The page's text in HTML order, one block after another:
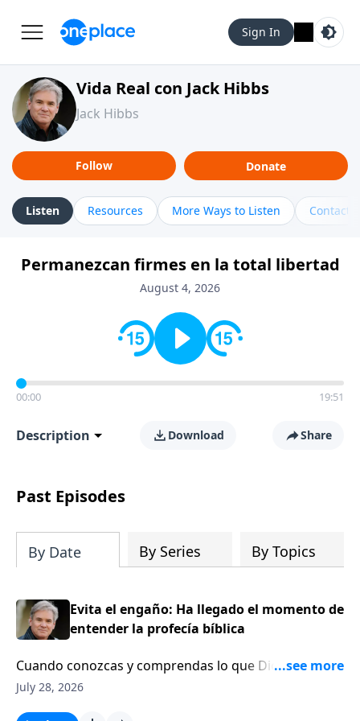
Sign In
Vida Real con Jack Hibbs
Jack Hibbs
Follow Donate
Listen Resources More Ways to Listen Contact
Permanezcan firmes en la total libertad
August 4, 2026
00:00 19:51
Description Download Share
Past Episodes
By Date By Series By Topics
Evita el engaño: Ha llegado el momento de
entender la profecía bíblica
Cuando conozcas y comprendas lo que Dios ha dicho
en su Palabra acerca del futuro, no te dejarás
July 28, 2026